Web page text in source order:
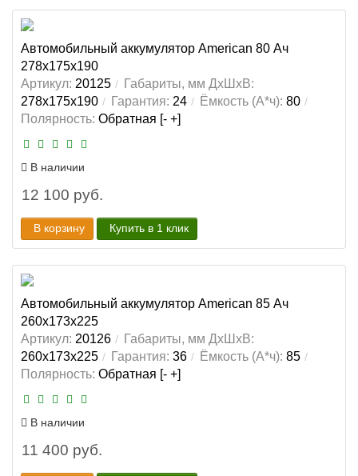
Автомобильный аккумулятор American 80 Ач
278x175x190
Артикул: 20125
Габариты, мм ДхШхВ:
278x175x190
Гарантия: 24 Ёмкость (А*ч): 80
Полярность: Обратная [- +]
В наличии
12 100 руб.
В корзину Купить в 1 клик
Автомобильный аккумулятор American 85 Ач
260x173x225
Артикул: 20126
Габариты, мм ДхШхВ:
260x173x225
Гарантия: 36 Ёмкость (А*ч): 85
Полярность: Обратная [- +]
В наличии
11 400 руб.